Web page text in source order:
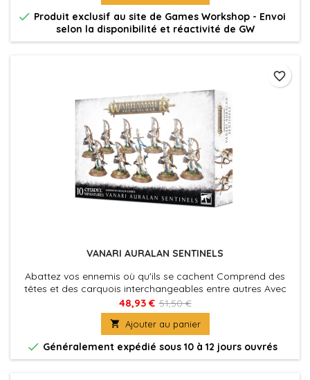
 Produit exclusif au site de Games Workshop - Envoi
selon la disponibilité et réactivité de GW
VANARI AURALAN SENTINELS
Abattez vos ennemis où qu'ils se cachent Comprend des
têtes et des carquois interchangeables entre autres Avec
l'option d'assembler une High Sentinel
48,93 € 51,50 €
 Ajouter au panier
 Généralement expédié sous 10 à 12 jours ouvrés
favorite_border